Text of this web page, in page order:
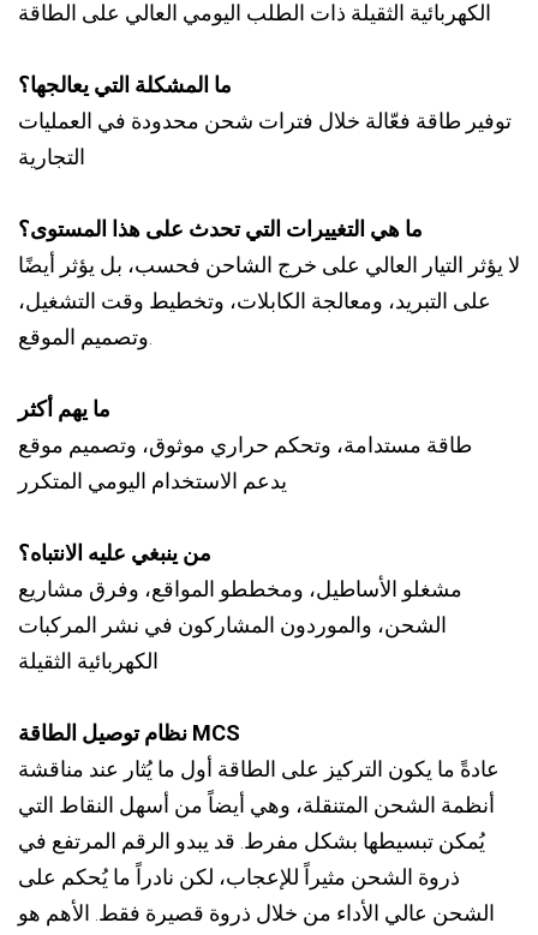
الكهربائية الثقيلة ذات الطلب اليومي العالي على الطاقة
ما المشكلة التي يعالجها؟
توفير طاقة فعّالة خلال فترات شحن محدودة في العمليات
التجارية
ما هي التغييرات التي تحدث على هذا المستوى؟
لا يؤثر التيار العالي على خرج الشاحن فحسب، بل يؤثر أيضًا
على التبريد، ومعالجة الكابلات، وتخطيط وقت التشغيل،
ما يهم أكثر
طاقة مستدامة، وتحكم حراري موثوق، وتصميم موقع
يدعم الاستخدام اليومي المتكرر
من ينبغي عليه الانتباه؟
مشغلو الأساطيل، ومخططو المواقع، وفرق مشاريع
الشحن، والموردون المشاركون في نشر المركبات
الكهربائية الثقيلة
نظام توصيل الطاقة MCS
عادةً ما يكون التركيز على الطاقة أول ما يُثار عند مناقشة
أنظمة الشحن المتنقلة، وهي أيضاً من أسهل النقاط التي
يُمكن تبسيطها بشكل مفرط. قد يبدو الرقم المرتفع في
ذروة الشحن مثيراً للإعجاب، لكن نادراً ما يُحكم على
الشحن عالي الأداء من خلال ذروة قصيرة فقط. الأهم هو